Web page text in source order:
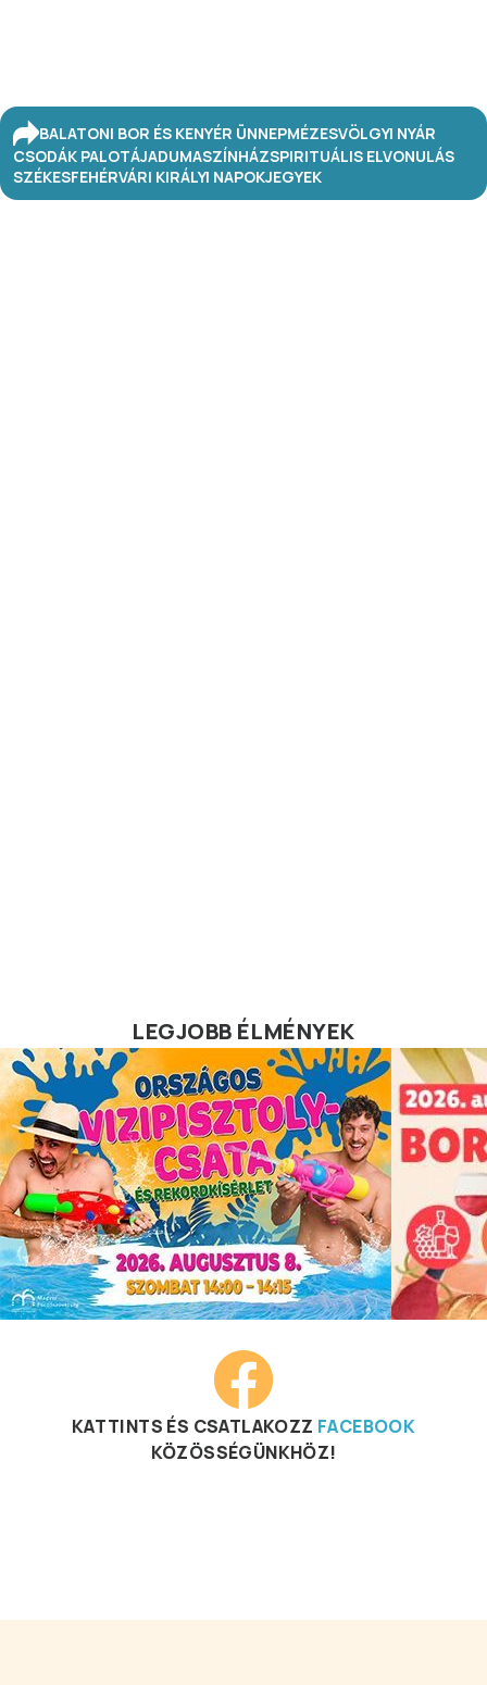
BALATONI BOR ÉS KENYÉR ÜNNEPMÉZESVÖLGYI NYÁR
CSODÁK PALOTÁJADUMASZÍNHÁZSPIRITUÁLIS ELVONULÁS
SZÉKESFEHÉRVÁRI KIRÁLYI NAPOKJEGYEK
LEGJOBB ÉLMÉNYEK
KATTINTS ÉS CSATLAKOZZ FACEBOOK
KÖZÖSSÉGÜNKHÖZ!